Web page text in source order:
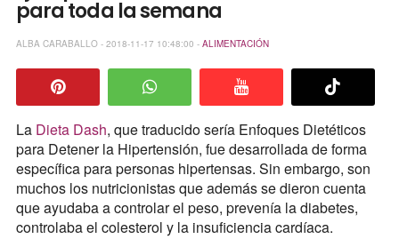
para toda la semana
ALBA CARABALLO - 2018-11-17 10:48:00 - ALIMENTACIÓN
La Dieta Dash, que traducido sería Enfoques Dietéticos
para Detener la Hipertensión, fue desarrollada de forma
específica para personas hipertensas. Sin embargo, son
muchos los nutricionistas que además se dieron cuenta
que ayudaba a controlar el peso, prevenía la diabetes,
controlaba el colesterol y la insuficiencia cardíaca.